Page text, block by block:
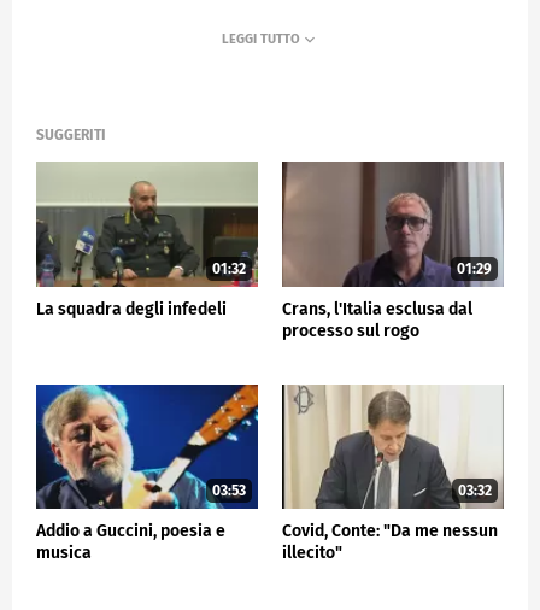
SUGGERITI
01:32
La squadra degli infedeli
01:29
Crans, l'Italia esclusa dal
processo sul rogo
03:53
Addio a Guccini, poesia e
musica
03:32
Covid, Conte: "Da me nessun
illecito"